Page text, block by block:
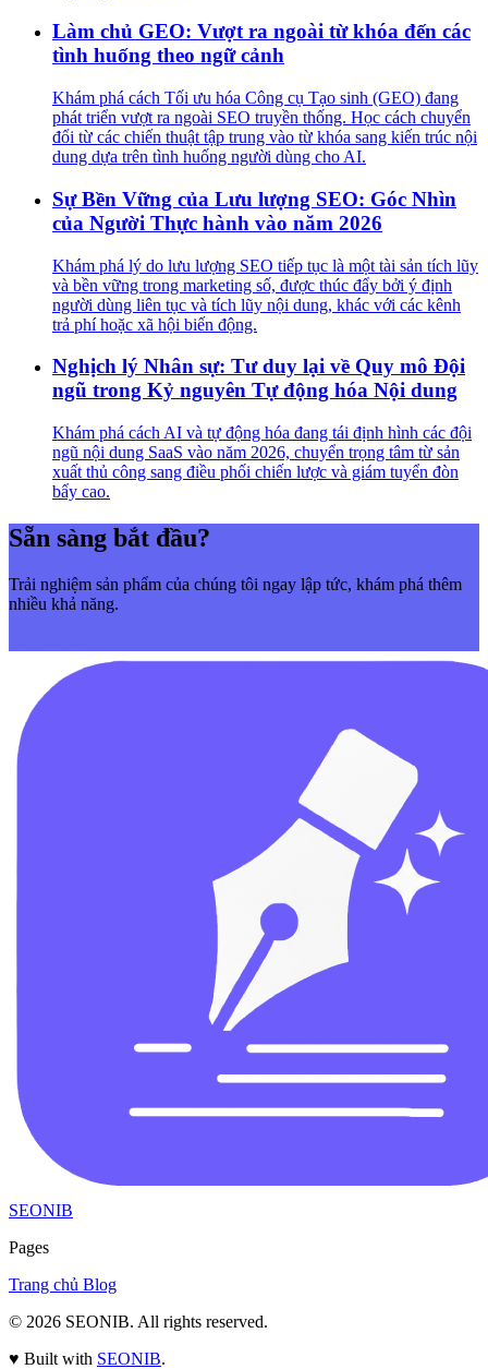
Làm chủ GEO: Vượt ra ngoài từ khóa đến các
tình huống theo ngữ cảnh
Khám phá cách Tối ưu hóa Công cụ Tạo sinh (GEO) đang
phát triển vượt ra ngoài SEO truyền thống. Học cách chuyển
đổi từ các chiến thuật tập trung vào từ khóa sang kiến trúc nội
dung dựa trên tình huống người dùng cho AI.
Sự Bền Vững của Lưu lượng SEO: Góc Nhìn
của Người Thực hành vào năm 2026
Khám phá lý do lưu lượng SEO tiếp tục là một tài sản tích lũy
và bền vững trong marketing số, được thúc đẩy bởi ý định
người dùng liên tục và tích lũy nội dung, khác với các kênh
trả phí hoặc xã hội biến động.
Nghịch lý Nhân sự: Tư duy lại về Quy mô Đội
ngũ trong Kỷ nguyên Tự động hóa Nội dung
Khám phá cách AI và tự động hóa đang tái định hình các đội
ngũ nội dung SaaS vào năm 2026, chuyển trọng tâm từ sản
xuất thủ công sang điều phối chiến lược và giám tuyển đòn
bẩy cao.
Sẵn sàng bắt đầu?
Trải nghiệm sản phẩm của chúng tôi ngay lập tức, khám phá thêm
nhiều khả năng.
SEONIB
Pages
Trang chủ Blog
© 2026 SEONIB. All rights reserved.
♥ Built with SEONIB.